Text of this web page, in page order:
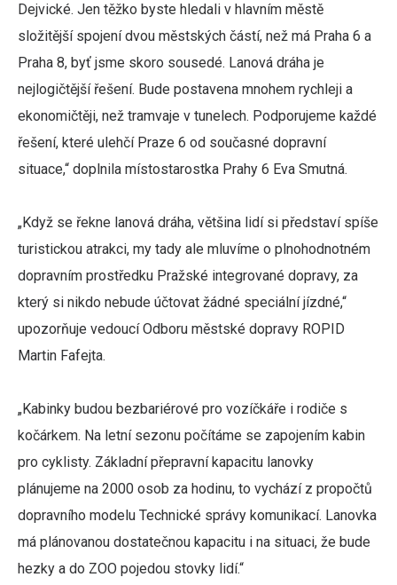
Dejvické. Jen těžko byste hledali v hlavním městě
složitější spojení dvou městských částí, než má Praha 6 a
Praha 8, byť jsme skoro sousedé. Lanová dráha je
nejlogičtější řešení. Bude postavena mnohem rychleji a
ekonomičtěji, než tramvaje v tunelech. Podporujeme každé
řešení, které ulehčí Praze 6 od současné dopravní
situace,“ doplnila místostarostka Prahy 6 Eva Smutná.
„Když se řekne lanová dráha, většina lidí si představí spíše
turistickou atrakci, my tady ale mluvíme o plnohodnotném
dopravním prostředku Pražské integrované dopravy, za
který si nikdo nebude účtovat žádné speciální jízdné,“
upozorňuje vedoucí Odboru městské dopravy ROPID
Martin Fafejta.
„Kabinky budou bezbariérové pro vozíčkáře i rodiče s
kočárkem. Na letní sezonu počítáme se zapojením kabin
pro cyklisty. Základní přepravní kapacitu lanovky
plánujeme na 2000 osob za hodinu, to vychází z propočtů
dopravního modelu Technické správy komunikací. Lanovka
má plánovanou dostatečnou kapacitu i na situaci, že bude
hezky a do ZOO pojedou stovky lidí.“